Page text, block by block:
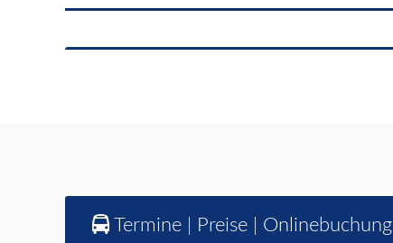
Termine | Preise | Onlinebuchung